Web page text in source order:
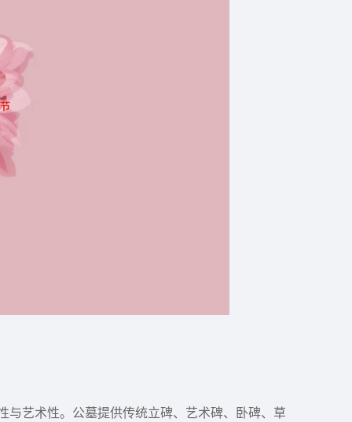
与艺术性。公墓提供传统立碑、艺术碑、卧碑、草